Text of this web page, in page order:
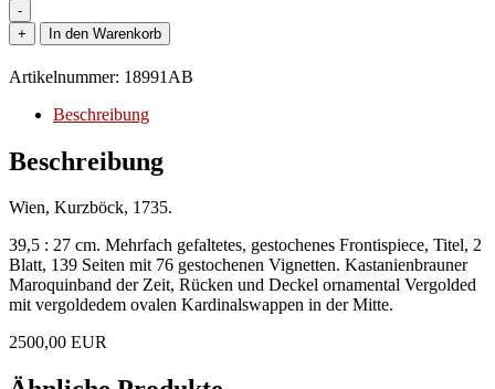
-
Binding
-
Dolfin,
serenissimi
pricipis
Francisci
et
Pedemontii
ducis
sub
augustissimis
+ In den Warenkorb
Artikelnummer: 18991AB
Beschreibung
Beschreibung
Wien, Kurzböck, 1735.
39,5 : 27 cm. Mehrfach gefaltetes, gestochenes Frontispiece, Titel, 2
Blatt, 139 Seiten mit 76 gestochenen Vignetten. Kastanienbrauner
Maroquinband der Zeit, Rücken und Deckel ornamental Vergolded
mit vergoldedem ovalen Kardinalswappen in der Mitte.
2500,00 EUR